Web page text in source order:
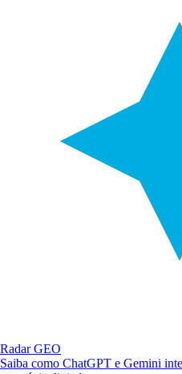
Radar GEO
Saiba como ChatGPT e Gemini